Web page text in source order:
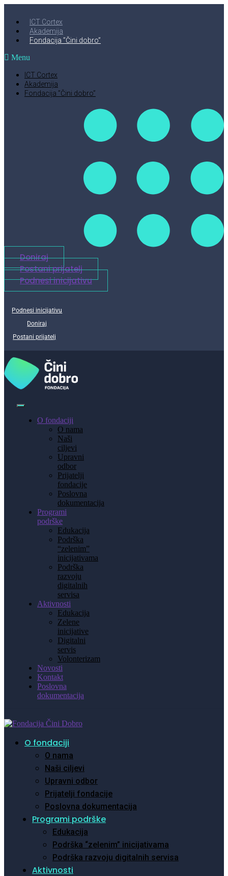
ICT Cortex
Akademija
Fondacija ”Čini dobro”
Menu
ICT Cortex
Akademija
Fondacija ”Čini dobro”
Doniraj
Postani prijatelj
Podnesi inicijativu
Podnesi inicijativu
Doniraj
Postani prijatelj
O fondaciji
O nama
Naši
ciljevi
Upravni
odbor
Prijatelji
fondacije
Poslovna
dokumentacija
Programi
podrške
Edukacija
Podrška
“zelenim”
inicijativama
Podrška
razvoju
digitalnih
servisa
Aktivnosti
Edukacija
Zelene
inicijative
Digitalni
servis
Volonterizam
Novosti
Kontakt
Poslovna
dokumentacija
O fondaciji
O nama
Naši ciljevi
Upravni odbor
Prijatelji fondacije
Poslovna dokumentacija
Programi podrške
Edukacija
Podrška “zelenim” inicijativama
Podrška razvoju digitalnih servisa
Aktivnosti